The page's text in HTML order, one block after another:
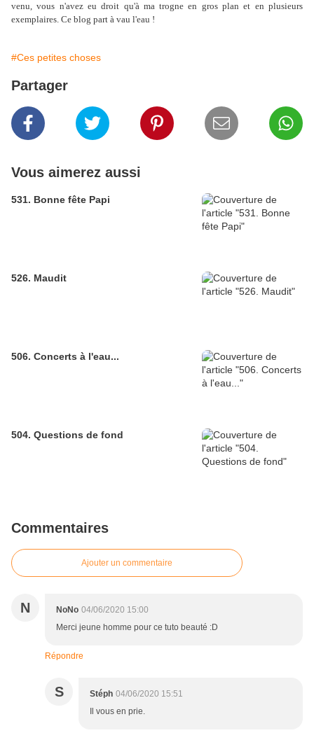
venu, vous n'avez eu droit qu'à ma trogne en gros plan et en plusieurs
exemplaires. Ce blog part à vau l'eau !
#Ces petites choses
Partager
Vous aimerez aussi
531. Bonne fête Papi
526. Maudit
506. Concerts à l'eau...
504. Questions de fond
Commentaires
Ajouter un commentaire
N NoNo 04/06/2020 15:00
Merci jeune homme pour ce tuto beauté :D
Répondre
S Stéph 04/06/2020 15:51
Il vous en prie.